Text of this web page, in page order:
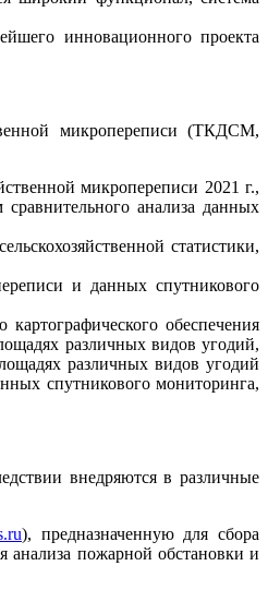
инновационного проекта
микропереписи (ТКДСМ,
микропереписи 2021 г.,
анализа данных
статистики,
и данных спутникового
обеспечения
различных видов угодий,
различных видов угодий
спутникового мониторинга,
внедряются в различные
), предназначенную для сбора
пожарной обстановки и